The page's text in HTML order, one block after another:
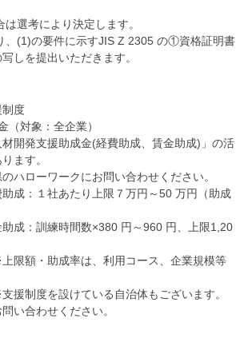
は選考により決定します。
、(1)の要件に示すJIS Z 2305 の①資格証明書
しを提出いただきます。
度
（対象：全企業）
開発支援助成金(経費助成、賃金助成)」の活
ます。
ハローワークにお問い合わせください。
成：１社あたり上限７万円～50 万円（助成
時間数×380 円～960 円、上限1,20
率は、利用コース、企業規模等
けている自治体もございます。
い合わせください。